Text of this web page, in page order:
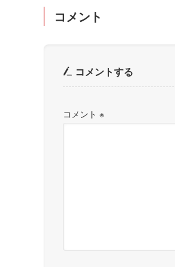
コメント
コメントする
コメント ※